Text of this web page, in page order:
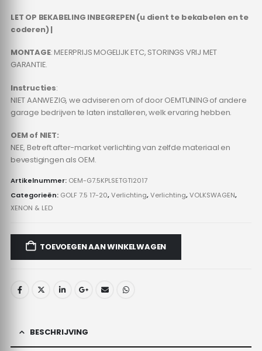
LET OP BEKABELING INBEGREPEN (u dient te bekabelen en te
coderen) |
MONTAGE: MEERPRIJS MOGELIJK ETC, STORINGS VRIJ MET
GARANTIE.
Instructies:
NIET AANWEZIG, we adviseren om of door OEMTUNING of andere
garage bedrijven te laten installeren, welk ervaring hebben.
OEM of NIET:
NEE, Betreft after-market verlichting van zelfde materiaal en
bevestigingen als OEM.
Artikelnummer: OEM-G7.5KPLSETGTI2017
Categorieën: GOLF 7.5 17-20,Verlichting,Verlichting,VOLKSWAGEN,
XENON & LED
TOEVOEGEN AAN WINKELWAGEN
BESCHRIJVING